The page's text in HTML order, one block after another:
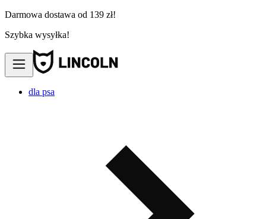
Darmowa dostawa od 139 zł!
Szybka wysyłka!
dla psa